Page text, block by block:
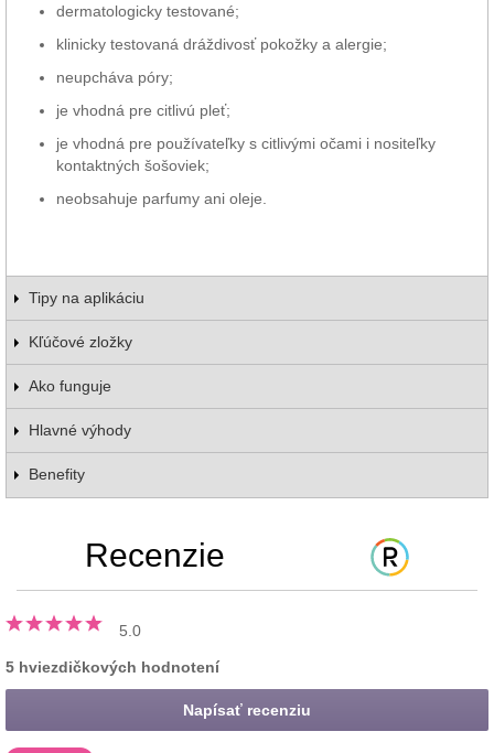
dermatologicky testované;
klinicky testovaná dráždivosť pokožky a alergie;
neupcháva póry;
je vhodná pre citlivú pleť;
je vhodná pre používateľky s citlivými očami i nositeľky
kontaktných šošoviek;
neobsahuje parfumy ani oleje.
Tipy na aplikáciu
Kľúčové zložky
Ako funguje
Hlavné výhody
Benefity
Recenzie
5.0
5 hviezdičkových hodnotení
Napísať recenziu